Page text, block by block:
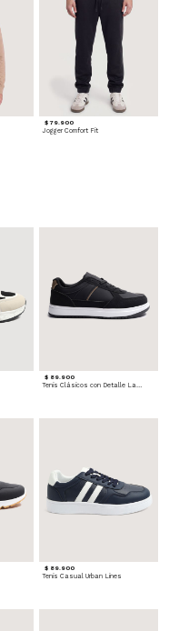
$ 79.900
Jogger Comfort Fit
$ 89.900
Tenis Clásicos con Detalle Lateral
$ 89.900
Tenis Casual Urban Lines